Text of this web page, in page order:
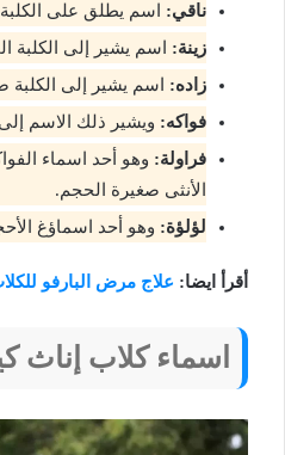
ناقي: اسم يطلق على الكلبة
زينة: اسم يشير إلى الكلبة
زاده: اسم يشير إلى الكلبة
فواكه: ويشير ذلك الاسم إلى
فراولة: وهو أحد اسماء
الأنثى صغيرة الحجم.
لؤلؤة: وهو أحد اسماؤغ
أقرأ ايضا: علاج مرض البارفو
اسماء كلاب إناث